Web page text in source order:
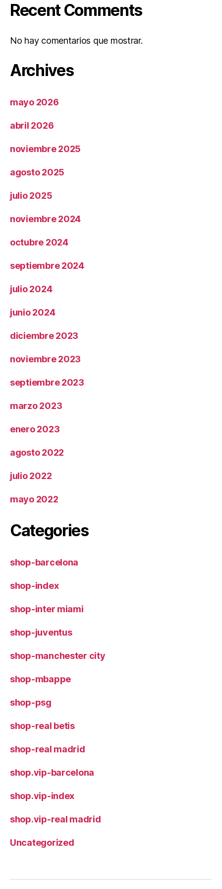
Recent Comments
No hay comentarios que mostrar.
Archives
mayo 2026
abril 2026
noviembre 2025
agosto 2025
julio 2025
noviembre 2024
octubre 2024
septiembre 2024
julio 2024
junio 2024
diciembre 2023
noviembre 2023
septiembre 2023
marzo 2023
enero 2023
agosto 2022
julio 2022
mayo 2022
Categories
shop-barcelona
shop-index
shop-inter miami
shop-juventus
shop-manchester city
shop-mbappe
shop-psg
shop-real betis
shop-real madrid
shop.vip-barcelona
shop.vip-index
shop.vip-real madrid
Uncategorized